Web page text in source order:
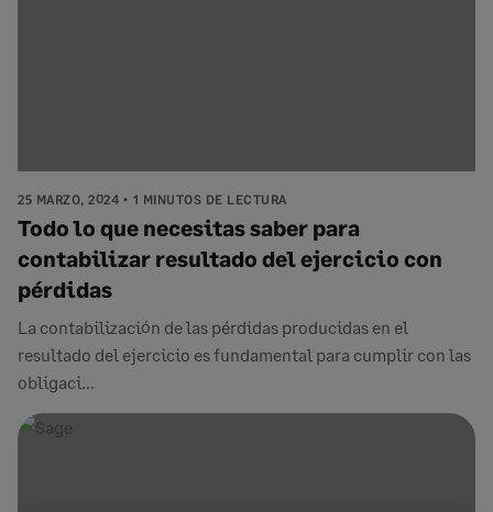
25 MARZO, 2024 1 MINUTOS DE LECTURA
Todo lo que necesitas saber para
contabilizar resultado del ejercicio con
pérdidas
La contabilización de las pérdidas producidas en el
resultado del ejercicio es fundamental para cumplir con las
obligaci...